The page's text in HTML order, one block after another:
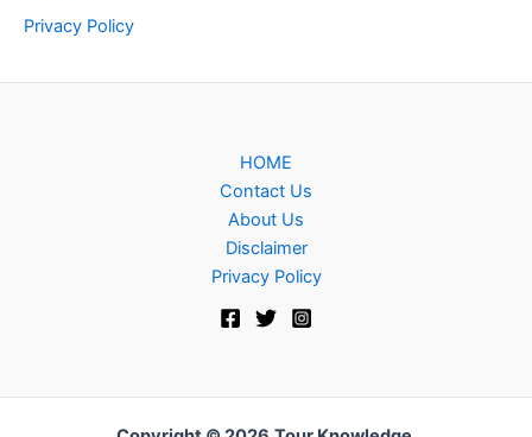
Privacy Policy
HOME
Contact Us
About Us
Disclaimer
Privacy Policy